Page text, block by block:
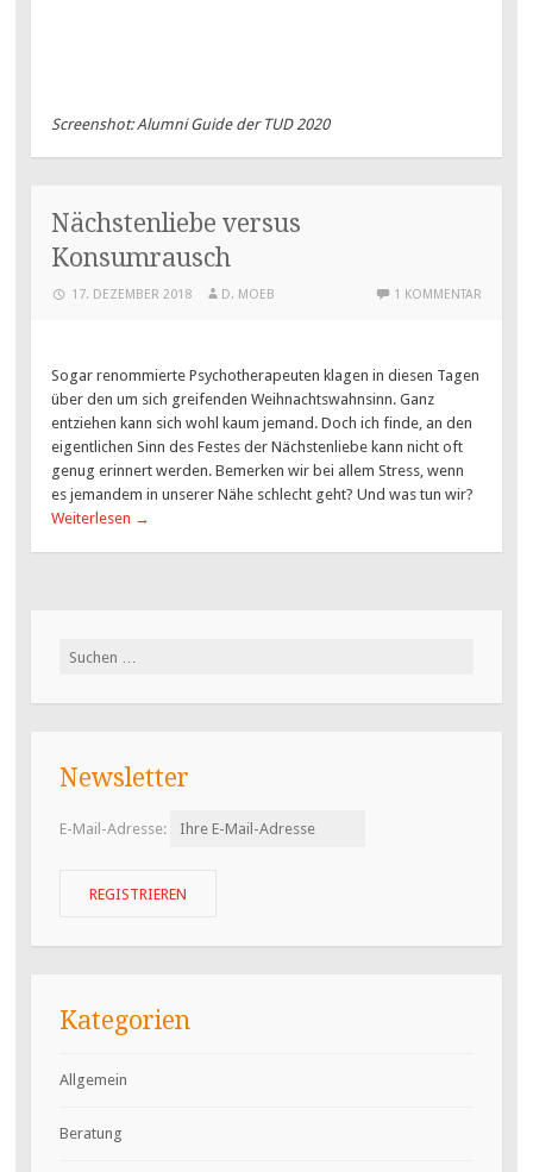
Screenshot: Alumni Guide der TUD 2020
Nächstenliebe versus
Konsumrausch
17. DEZEMBER 2018 D. MOEB 1 KOMMENTAR
Sogar renommierte Psychotherapeuten klagen in diesen Tagen
über den um sich greifenden Weihnachtswahnsinn. Ganz
entziehen kann sich wohl kaum jemand. Doch ich finde, an den
eigentlichen Sinn des Festes der Nächstenliebe kann nicht oft
genug erinnert werden. Bemerken wir bei allem Stress, wenn
es jemandem in unserer Nähe schlecht geht? Und was tun wir?
Weiterlesen →
Suchen
Newsletter
E-Mail-Adresse:
Kategorien
Allgemein
Beratung